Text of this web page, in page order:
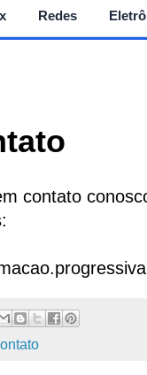
Redes
contato